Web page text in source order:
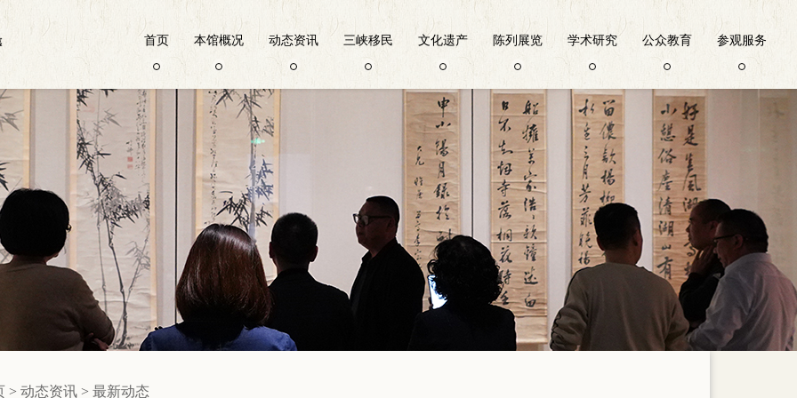
首页 本馆概况 动态资讯 三峡移民 文化遗产 陈列展览 学术研究 公众教育 参观服务
>动态资讯 >最新动态